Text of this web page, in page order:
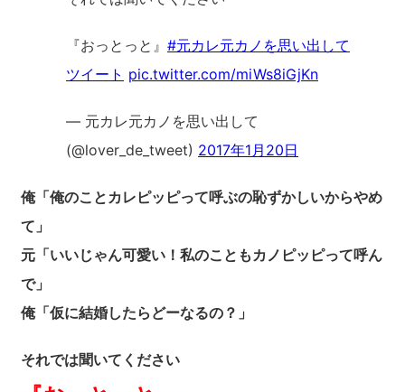
『おっとっと』 #元カレ元カノを思い出して
ツイート pic.twitter.com/miWs8iGjKn
— 元カレ元カノを思い出して
(@lover_de_tweet) 2017年1月20日
俺「俺のことカレピッピって呼ぶの恥ずかしいからやめ
て」
元「いいじゃん可愛い！私のこともカノピッピって呼ん
で」
俺「仮に結婚したらどーなるの？」
それでは聞いてください